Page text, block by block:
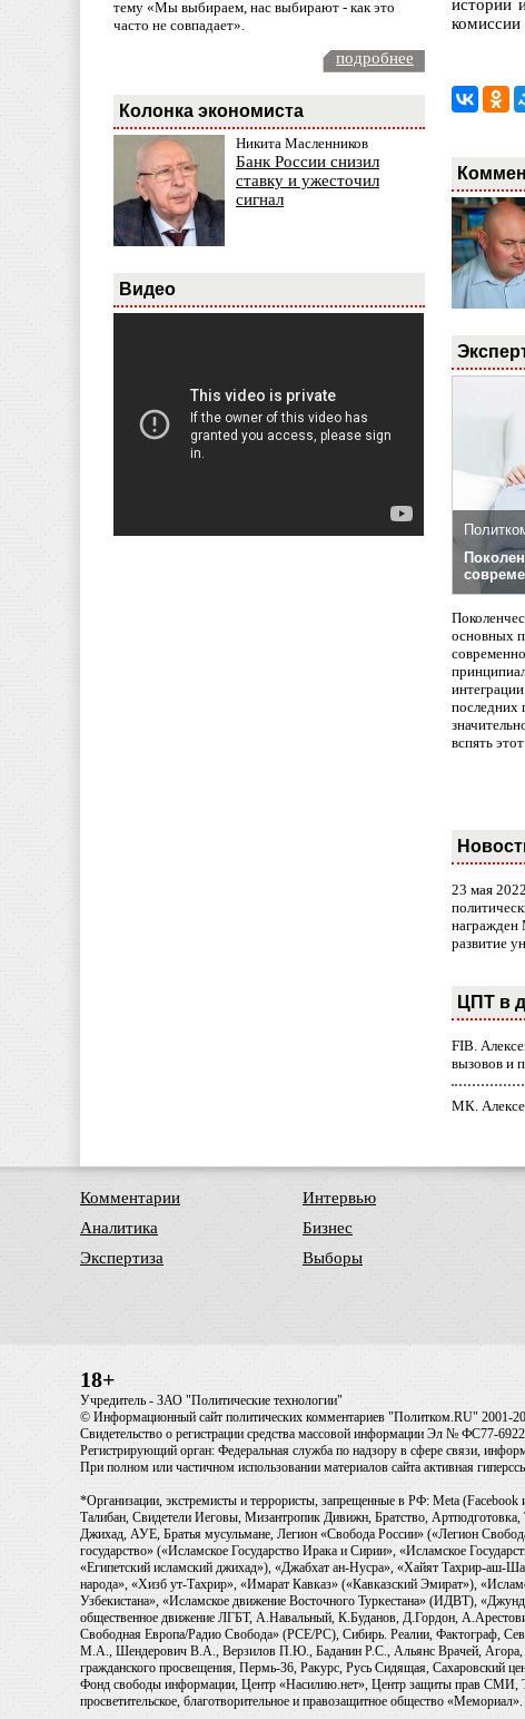
тему «Мы выбираем, нас выбирают - как это
часто не совпадает».
подробнее
Колонка экономиста
Никита Масленников
Банк России снизил
ставку и ужесточил
сигнал
Видео
истории
комиссии
основных
последних
вспять
23 мая
развитие
ЦПТ в
FIB.
вызовов и
МК.
Комментарии
Аналитика
Экспертиза
Интервью
Бизнес
Выборы
18+
Учредитель - ЗАО "Политические технологии"
© Информационный сайт политических комментариев "Политком.RU" 2001-
Свидетельство о регистрации средства массовой информации Эл № ФС77-
Регистрирующий орган: Федеральная служба по надзору в сфере связи,
При полном или частичном использовании материалов сайта активная
*Организации, экстремисты и террористы, запрещенные в РФ: Meta
Талибан, Свидетели Иеговы, Мизантропик Дивижн, Братство,
Джихад, АУЕ, Братья мусульмане, Легион «Свобода России» («Легион
государство» («Исламское Государство Ирака и Сирии», «Исламское
«Египетский исламский джихад»), «Джабхат ан-Нусра», «Хайят Тахрир-
народа», «Хизб ут-Тахрир», «Имарат Кавказ» («Кавказский Эмират»),
Узбекистана», «Исламское движение Восточного Туркестана» (ИДВТ),
общественное движение ЛГБТ, А.Навальный, К.Буданов, Д.Гордон,
Свободная Европа/Радио Свобода» (PCE/PC), Сибирь. Реалии,
М.А., Шендерович В.А., Верзилов П.Ю., Баданин Р.С., Альянс Врачей, Агора,
гражданского просвещения, Пермь-36, Ракурс, Русь Сидящая, Сахаровский
Фонд свободы информации, Центр «Насилию.нет», Центр защиты прав СМИ,
просветительское, благотворительное и правозащитное общество «Мемориал».